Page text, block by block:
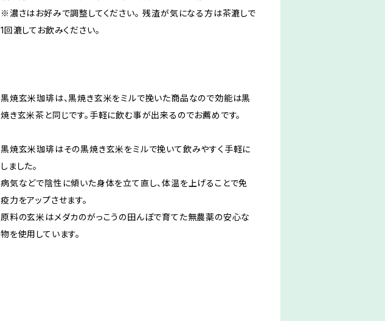
※濃さはお好みで調整してください。 残渣が気になる方は茶漉しで
1回漉してお飲みください。
黒焼玄米珈琲は、黒焼き玄米をミルで挽いた商品なので効能は黒
焼き玄米茶と同じです。手軽に飲む事が出来るのでお薦めです。
黒焼玄米珈琲はその黒焼き玄米をミルで挽いて飲みやすく手軽に
しました。
病気などで陰性に傾いた身体を立て直し、体温を上げることで免
疫力をアップさせます。
原料の玄米はメダカのがっこうの田んぼで育てた無農薬の安心な
物を使用しています。